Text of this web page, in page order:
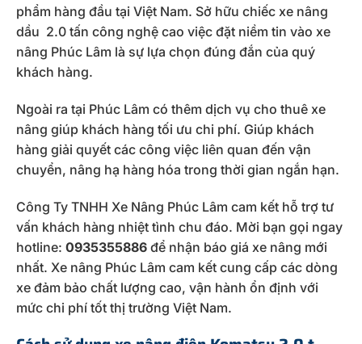
phẩm hàng đầu tại Việt Nam. Sở hữu chiếc xe nâng
dầu 2.0 tấn công nghệ cao việc đặt niềm tin vào xe
nâng Phúc Lâm là sự lựa chọn đúng đắn của quý
khách hàng.
Ngoài ra tại Phúc Lâm có thêm dịch vụ cho thuê xe
nâng giúp khách hàng tối ưu chi phí. Giúp khách
hàng giải quyết các công việc liên quan đến vận
chuyển, nâng hạ hàng hóa trong thời gian ngắn hạn.
Công Ty TNHH Xe Nâng Phúc Lâm cam kết hỗ trợ tư
vấn khách hàng nhiệt tình chu đáo. Mời bạn gọi ngay
hotline: 0935355886 để nhận báo giá xe nâng mới
nhất. Xe nâng Phúc Lâm cam kết cung cấp các dòng
xe đảm bảo chất lượng cao, vận hành ổn định với
mức chi phí tốt thị trường Việt Nam.